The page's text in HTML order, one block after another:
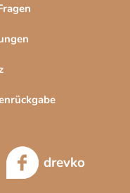
drevko